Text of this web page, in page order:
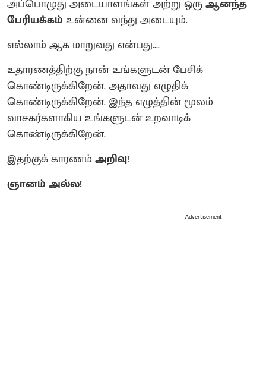
அப்பொழுது அடையாளங்கள் அற்று ஒருஆனந்த
பேரியக்கம் உன்னை வந்து அடையும்.
எல்லாம் ஆக மாறுவது என்பது....
உதாரணத்திற்கு நான் உங்களுடன் பேசிக்
கொண்டிருக்கிறேன். அதாவது எழுதிக்
கொண்டிருக்கிறேன். இந்த எழுத்தின் மூலம்
வாசகர்களாகிய உங்களுடன் உறவாடிக்
கொண்டிருக்கிறேன்.
இதற்குக் காரணம் அறிவு!
ஞானம் அல்ல!
Advertisement